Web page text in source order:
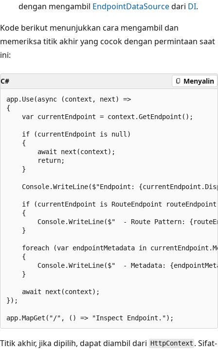
dengan mengambil EndpointDataSourcedari DI.
Kode berikut menunjukkan cara mengambil dan
memeriksa titik akhir yang cocok dengan permintaan saat
ini:
C# Menyalin
app.Use(async (context, next) =>
{
    var currentEndpoint = context.GetEndpoint();
    if (currentEndpoint is null)
    {
        await next(context);
        return;
    }
Console.WriteLine($"Endpoint:
if (currentEndpoint is RouteEndpoint
    {
Console.WriteLine($"  - Route Pattern:
    }
foreach (var endpointMetadata in
    {
Console.WriteLine($"  - Metadata:
    }
    await next(context);
});
Titik akhir, jika dipilih, dapat diambil dari HttpContext . Sifat-